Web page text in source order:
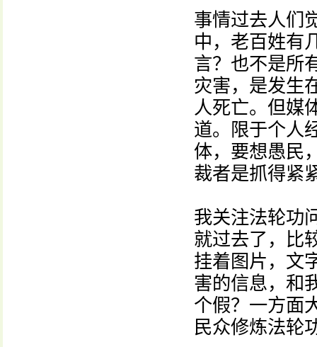
事情过去人们
中，老百姓有
言？也不是所
灾害，是发生
人死亡。但媒
道。限于个人
体，要想愚民
裁者是抓得紧
我关注法轮功
就过去了，比
挂着图片，文
害的信息，和
个假？一方面
民众修炼法轮